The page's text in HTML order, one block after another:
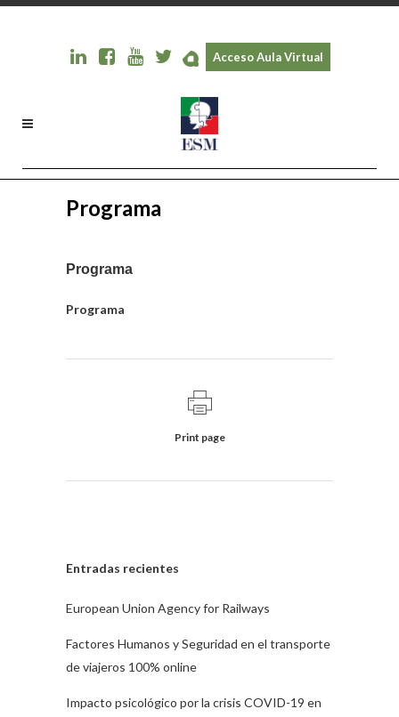
Acceso Aula Virtual
Programa
Programa
Programa
Print page
Entradas recientes
European Union Agency for Railways
Factores Humanos y Seguridad en el transporte
de viajeros 100% online
Impacto psicológico por la crisis COVID-19 en